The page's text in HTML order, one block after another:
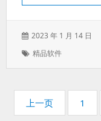
发
于：
2023 年 1 月 14 日
标
精品软件
分
上一页
页
码：
1